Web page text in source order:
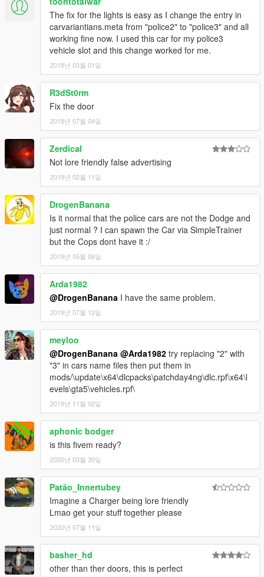
The fix for the lights is easy as I change the entry in
carvariantians.meta from "police2" to "police3" and all
working fine now. I used this car for my police3
vehicle slot and this change worked for me.
2018년 03월 01일
R3dSt0rm
Fix the door
2018년 07월 04일
Zerdical
Not lore friendly false advertising
2019년 02월 11일
DrogenBanana
Is it normal that the police cars are not the Dodge and
just normal ? I can spawn the Car via SimpleTrainer
but the Cops dont have it :/
2019년 05월 06일
Arda1982
@DrogenBanana I have the same problem.
2019년 07월 12일
meyloo
@DrogenBanana @Arda1982 try replacing "2" with
"3" in cars name files then put them in
mods/\update\x64\dlcpacks\patchday4ng\dlc.rpf\x64\l
evels\gta5\vehicles.rpf\
2019년 11월 02일
aphonic bodger
is this fivem ready?
2020년 03월 30일
Patão_Innertubey
Imagine a Charger being lore friendly
Lmao get your stuff together please
2020년 07월 11일
basher_hd
other than ther doors, this is perfect